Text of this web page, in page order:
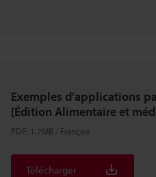
Exemples d'applications
[Édition Alimentaire et
PDF: 1.7MB / Français
Télécharger